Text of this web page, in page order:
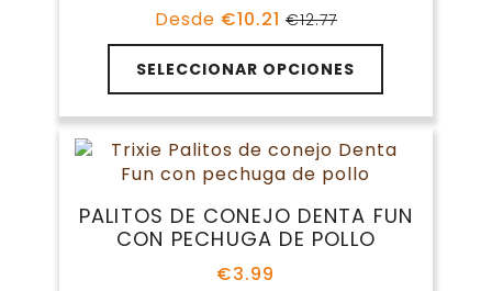
Desde €12.77
El
precio
original
era:
€12.77.
€10.21
El
precio
actual
es:
€10.21.
SELECCIONAR OPCIONES
PALITOS DE CONEJO DENTA FUN
CON PECHUGA DE POLLO
€3.99